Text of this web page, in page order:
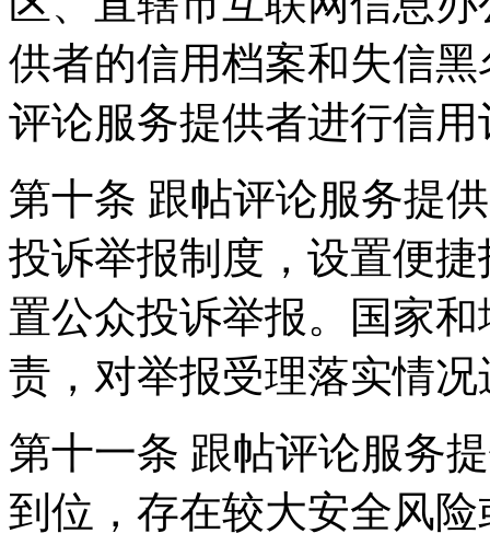
供者的信用档案和失信
评论服务提供者进行信用
第十条 跟帖评论服务提
投诉举报制度，设置便
置公众投诉举报。国家
责，对举报受理落实情
第十一条 跟帖评论服务
到位，存在较大安全风